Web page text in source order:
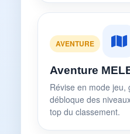
AVENTURE
Aventure
Révise en mode jeu,
débloque des
top du classement.